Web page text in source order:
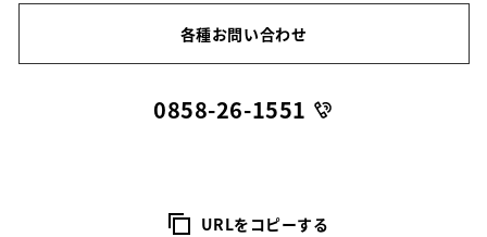
各種お問い合わせ
0858-26-1551
URLをコピーする